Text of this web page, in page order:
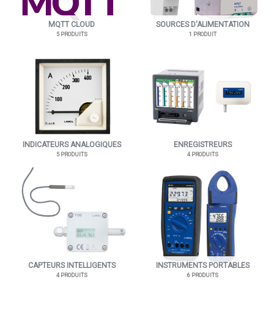
MQTT CLOUD
5 PRODUITS
SOURCES D'ALIMENTATION
1 PRODUIT
INDICATEURS ANALOGIQUES
5 PRODUITS
ENREGISTREURS
4 PRODUITS
CAPTEURS INTELLIGENTS
4 PRODUITS
INSTRUMENTS PORTABLES
6 PRODUITS